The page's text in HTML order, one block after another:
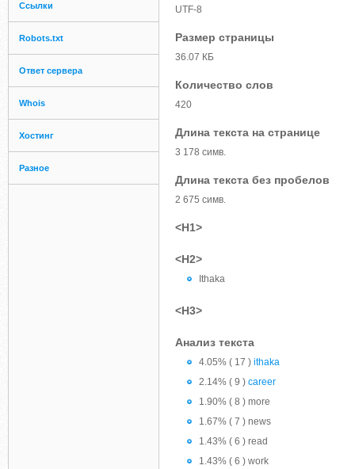
Ссылки
Robots.txt
Ответ сервера
Whois
Хостинг
Разное
UTF-8
Размер страницы
36.07 КБ
Количество слов
420
Длина текста на странице
3 178 симв.
Длина текста без пробелов
2 675 симв.
<H1>
<H2>
Ithaka
<H3>
Анализ текста
4.05% ( 17 ) ithaka
2.14% ( 9 ) career
1.90% ( 8 ) more
1.67% ( 7 ) news
1.43% ( 6 ) read
1.43% ( 6 ) work